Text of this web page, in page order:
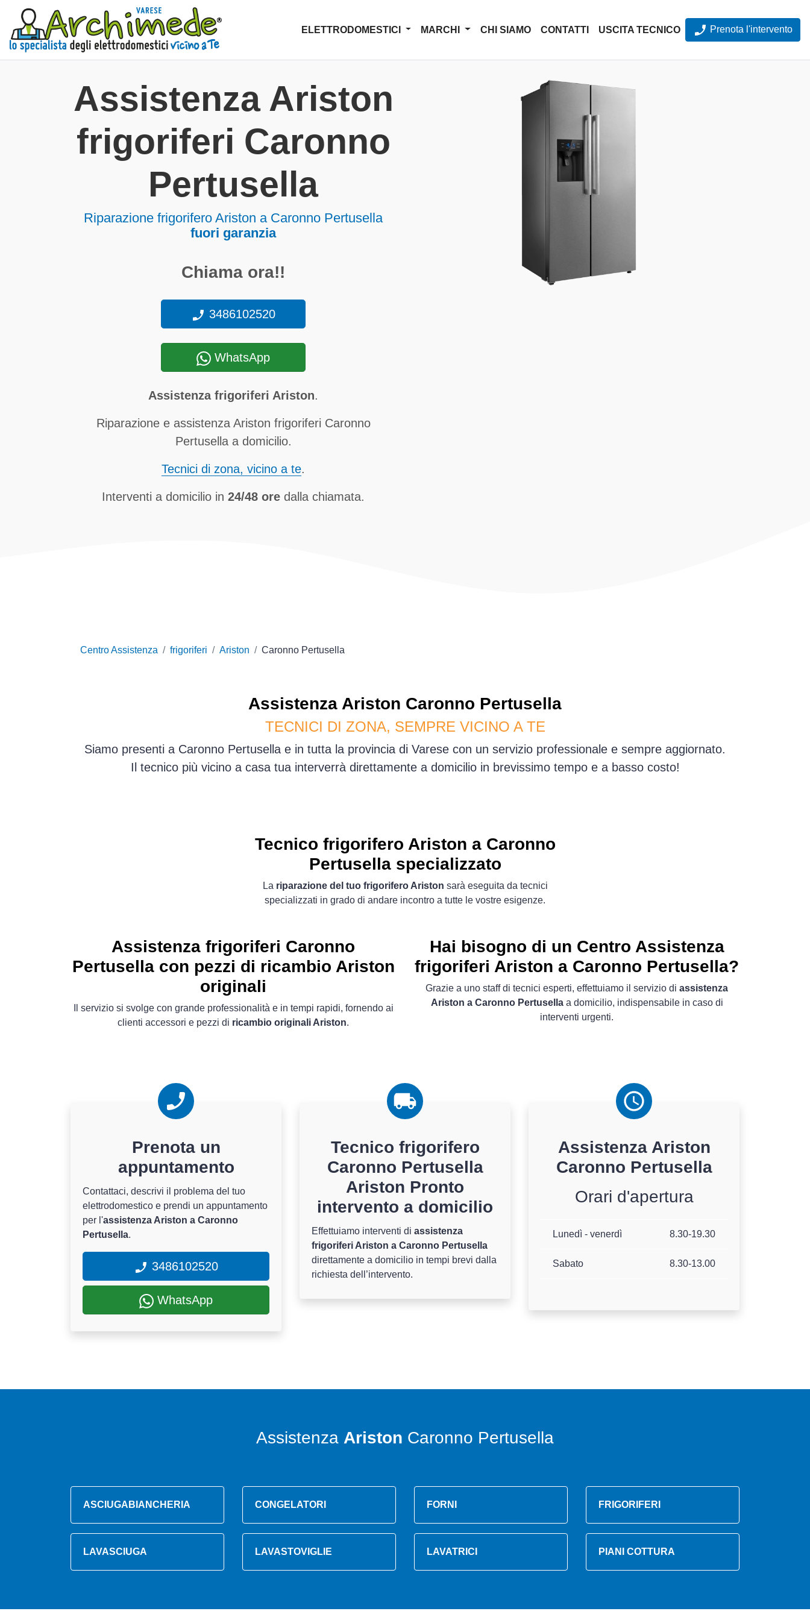
ELETTRODOMESTICI MARCHI CHI SIAMO CONTATTI USCITA TECNICO Prenota l'intervento
Assistenza Ariston
frigoriferi Caronno
Pertusella
Riparazione frigorifero Ariston a Caronno Pertusella
fuori garanzia
Chiama ora!!
3486102520
WhatsApp
Assistenza frigoriferi Ariston.
Riparazione e assistenza Ariston frigoriferi Caronno
Pertusella a domicilio.
Tecnici di zona, vicino a te.
Interventi a domicilio in 24/48 ore dalla chiamata.
Centro Assistenza frigoriferi Ariston Caronno Pertusella
Assistenza Ariston Caronno Pertusella
TECNICI DI ZONA, SEMPRE VICINO A TE
Siamo presenti a Caronno Pertusella e in tutta la provincia di Varese con un servizio professionale e sempre aggiornato.
Il tecnico più vicino a casa tua interverrà direttamente a domicilio in brevissimo tempo e a basso costo!
Tecnico frigorifero Ariston a Caronno
Pertusella specializzato
La riparazione del tuo frigorifero Ariston sarà eseguita da tecnici
specializzati in grado di andare incontro a tutte le vostre esigenze.
Assistenza frigoriferi Caronno
Pertusella con pezzi di ricambio Ariston
originali
Il servizio si svolge con grande professionalità e in tempi rapidi, fornendo ai
clienti accessori e pezzi di ricambio originali Ariston.
Hai bisogno di un Centro Assistenza
frigoriferi Ariston a Caronno Pertusella?
Grazie a uno staff di tecnici esperti, effettuiamo il servizio di assistenza
Ariston a Caronno Pertusellaa domicilio, indispensabile in caso di
interventi urgenti.
Prenota un
appuntamento
Contattaci, descrivi il problema del tuo
elettrodomestico e prendi un appuntamento
per l'assistenza Ariston a Caronno
Pertusella.
3486102520
WhatsApp
Tecnico frigorifero
Caronno Pertusella
Ariston Pronto
intervento a domicilio
Effettuiamo interventi di assistenza
frigoriferi Ariston a Caronno Pertusella
direttamente a domicilio in tempi brevi dalla
richiesta dell’intervento.
Assistenza Ariston
Caronno Pertusella
Orari d'apertura
Lunedì - venerdì 8.30-19.30
Sabato 8.30-13.00
Assistenza Ariston Caronno Pertusella
ASCIUGABIANCHERIA CONGELATORI FORNI FRIGORIFERI
LAVASCIUGA LAVASTOVIGLIE LAVATRICI PIANI COTTURA